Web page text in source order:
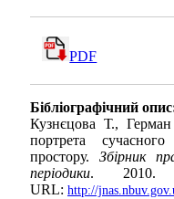
PDF
Бібліографічний
Кузнєцова Т.,
портрета сучасного
простору. Збірник
періодики. 2010.
URL: http://